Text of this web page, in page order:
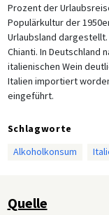
Prozent der
Populärkultur der
Urlaubsland
Chianti. In Deutschland
italienischen Wein
Italien importiert
eingeführt.
Schlagworte
Alkoholkonsum
Quelle